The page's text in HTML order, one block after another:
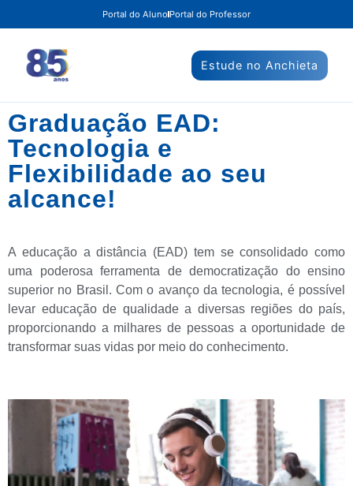
Portal do Aluno Portal do Professor
Estude no Anchieta
Graduação EAD:
Tecnologia e
Flexibilidade ao seu
alcance!
A educação a distância (EAD) tem se consolidado como
uma poderosa ferramenta de democratização do ensino
superior no Brasil. Com o avanço da tecnologia, é possível
levar educação de qualidade a diversas regiões do país,
proporcionando a milhares de pessoas a oportunidade de
transformar suas vidas por meio do conhecimento.